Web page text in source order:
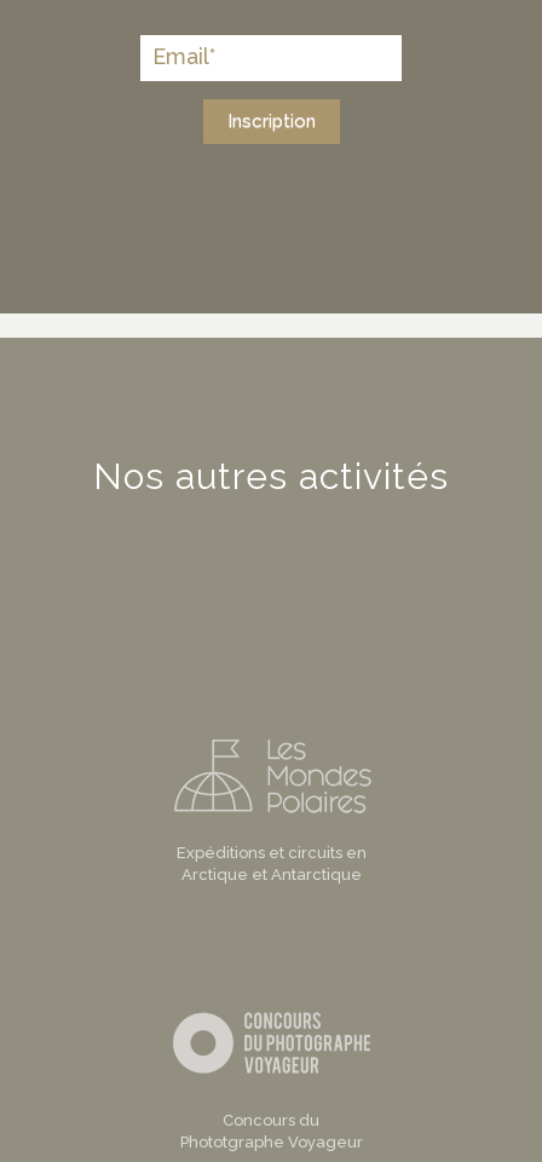
Inscription
Nos autres activités
Expéditions et circuits en
Arctique et Antarctique
Concours du
Phototgraphe Voyageur